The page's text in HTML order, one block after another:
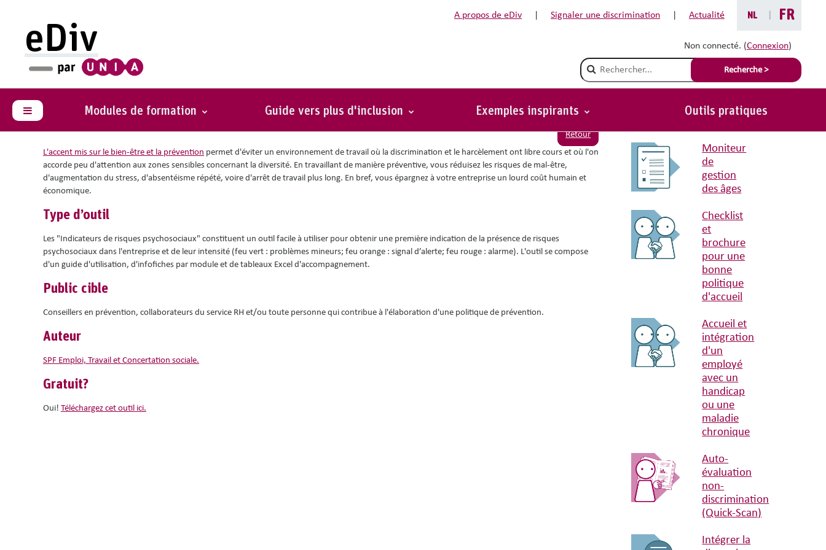
A propos de eDiv
Signaler une discrimination Actualité NL FR
Non connecté. (Connexion)
Champ de recherche
Recherche >
eDiv
Panneau latéral Modules de formation Guide vers plus d'inclusion Exemples inspirants Outils pratiques
Vous êtes ici :
Indicateurs d’alerte des risques psychosociaux au
travail : guide d'utilisation et outils
Retour
L'accent mis sur le bien-être et la prévention permet d'éviter un environnement de travail où la discrimination et le harcèlement ont libre cours et où l'on
accorde peu d'attention aux zones sensibles concernant la diversité. En travaillant de manière préventive, vous réduisez les risques de mal-être,
d'augmentation du stress, d'absentéisme répété, voire d'arrêt de travail plus long. En bref, vous épargnez à votre entreprise un lourd coût humain et
économique.
Type d’outil
Les "Indicateurs de risques psychosociaux" constituent un outil facile à utiliser pour obtenir une première indication de la présence de risques
psychosociaux dans l'entreprise et de leur intensité (feu vert : problèmes mineurs; feu orange : signal d’alerte; feu rouge : alarme). L'outil se compose
d'un guide d'utilisation, d'infofiches par module et de tableaux Excel d'accompagnement.
Public cible
Conseillers en prévention, collaborateurs du service RH et/ou toute personne qui contribue à l'élaboration d'une politique de prévention.
Auteur
SPF Emploi, Travail et Concertation sociale.
Gratuit?
Oui! Téléchargez cet outil ici.
Outils pratiques liés
Exemple d'une
Aménagements
Moniteur
de
gestion
des âges
Checklist
et
brochure
pour une
bonne
politique
d'accueil
Accueil et
intégration
d'un
employé
avec un
handicap
ou une
maladie
chronique
Auto-
évaluation
non-
discrimination
(Quick-Scan)
Intégrer la